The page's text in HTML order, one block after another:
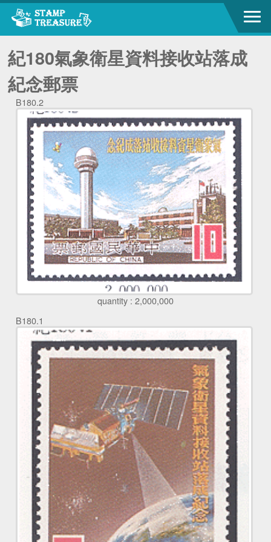
紀180氣象衛星資料接收站落成
紀念郵票
B180.2
quantity : 2,000,000
B180.1